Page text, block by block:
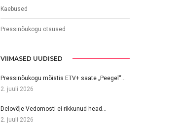
Kaebused
Pressinõukogu otsused
VIIMASED UUDISED
Pressinõukogu mõistis ETV+ saate „Peegel“…
2. juuli 2026
Delovõje Vedomosti ei rikkunud head…
2. juuli 2026